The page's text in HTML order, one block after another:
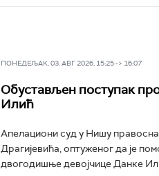
ПОНЕДЕЉАК, 03. АВГ 2026, 15:25 -> 16:07
Обустављен поступак
Илић
Апелациони суд у Нишу
Драгијевића, оптуженог да је
двогодишње девојчице Данке